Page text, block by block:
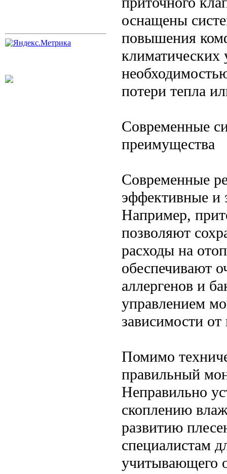
оснащены
повышения
климатических
потери тепла
Современные
преимущества
Современные
эффективные и
Например,
позволяют
расходы на
обеспечивают
аллергенов и
управлением
зависимости
Помимо
правильный
Неправильно
скоплению
развитию
специалистам
учитывающего